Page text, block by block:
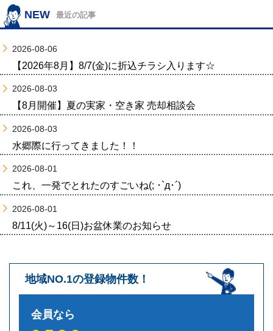
NEW 最近の記事
2026-08-06
【2026年8月】8/7(金)に折込チラシ入ります☆
2026-08-03
【8月開催】夏の実家・空き家 売却相談会
2026-08-03
水郷際に行ってきました！！
2026-08-01
これ、一発でとれたのすごいね(; ･`д･´)
2026-08-01
8/11(火)～16(日)お盆休業のお知らせ
地域NO.1の登録物件数！
会員なら